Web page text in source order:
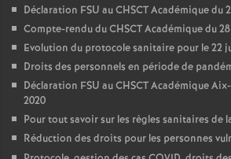
Déclaration FSU au CHSCT Académique du
Compte-rendu du CHSCT Académique du
Evolution du protocole sanitaire pour le 22
Droits des personnels en période de
Déclaration FSU au CHSCT Académique
2020
Pour tout savoir sur les règles sanitaires de
Réduction des droits pour les personnes